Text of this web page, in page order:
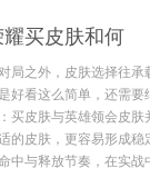
买皮肤和何
局之外，皮肤选择往
好看这么简单，还需
买皮肤与英雄领会皮
的皮肤，更容易形成
中与释放节奏，在实战